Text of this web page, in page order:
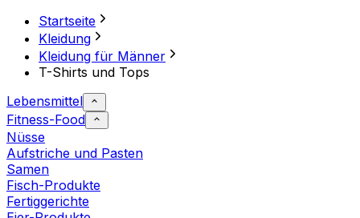
Startseite
Kleidung
Kleidung für Männer
T-Shirts und Tops
Lebensmittel
Fitness-Food
Nüsse
Aufstriche und Pasten
Samen
Fisch-Produkte
Fertiggerichte